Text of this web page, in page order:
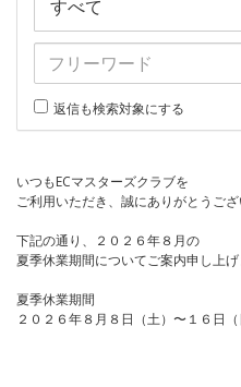
返信も検索対象にする
いつもECマスターズクラブを
ご利用いただき、誠にありがとうござ
下記の通り、２０２６年８月の
夏季休業期間についてご案内申し上げ
夏季休業期間
２０２６年８月８日（土）〜１６日（